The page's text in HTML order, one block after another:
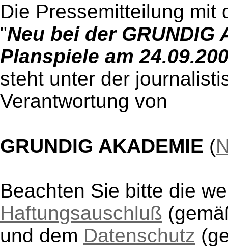
Die Pressemitteilung mit
"Neu bei der GRUNDIG
Planspiele am
steht unter der
Verantwortung von
GRUNDIG AKADEMIE (
Beachten Sie bitte die
Haftungsauschluß
und dem Datenschutz